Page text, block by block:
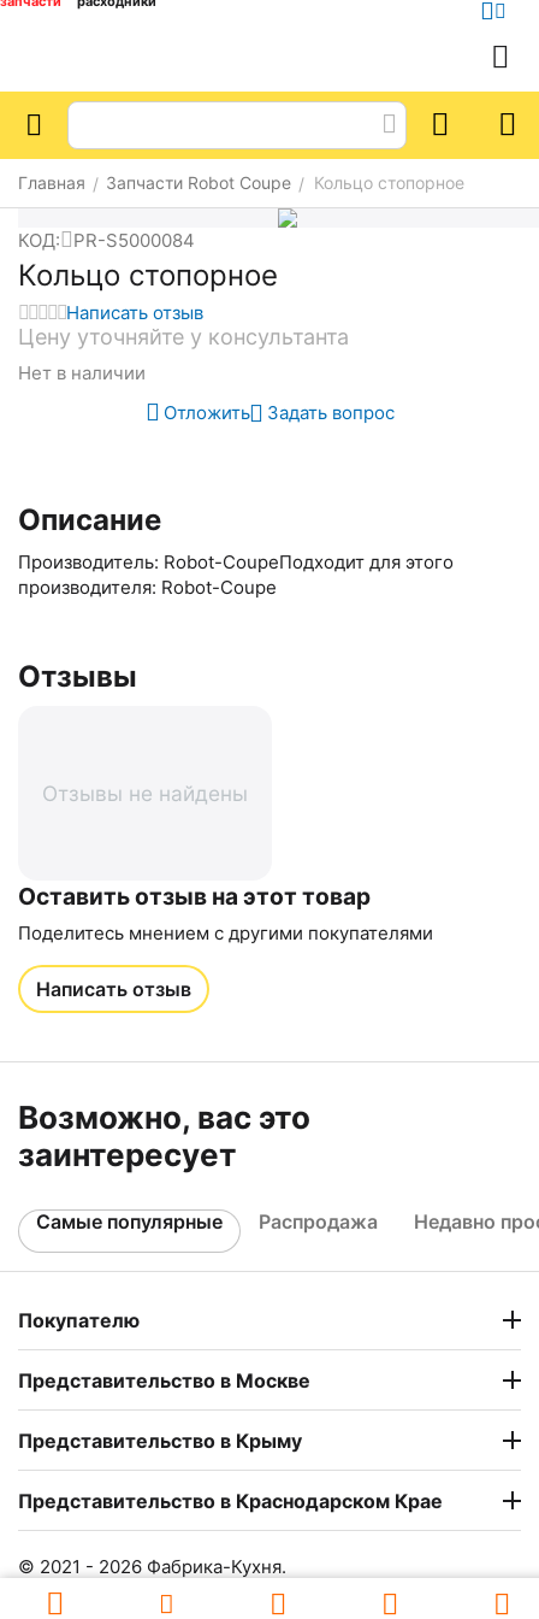
Главная / Запчасти Robot Coupe / Кольцо стопорное
КОД: PR-S5000084
Кольцо стопорное
Написать отзыв
Цену уточняйте у консультанта
Нет в наличии
Отложить
Задать вопрос
Описание
Производитель: Robot-CoupeПодходит для этого
производителя: Robot-Coupe
Отзывы
Отзывы не найдены
Оставить отзыв на этот товар
Поделитесь мнением с другими покупателями
Написать отзыв
Возможно, вас это
заинтересует
Самые популярные Распродажа Недавно
Покупателю
Представительство в Москве
Представительство в Крыму
Представительство в Краснодарском Крае
© 2021 - 2026 Фабрика-Кухня.